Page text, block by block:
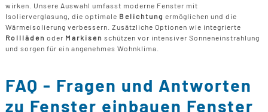
wirken. Unsere Auswahl umfasst moderne Fenster mit
Isolierverglasung, die optimale Belichtung ermöglichen und die
Wärmeisolierung verbessern. Zusätzliche Optionen wie integrierte
Rollläden oder Markisen schützen vor intensiver Sonneneinstrahlung
und sorgen für ein angenehmes Wohnklima.
FAQ - Fragen und Antworten
zu Fenster einbauen Fenster